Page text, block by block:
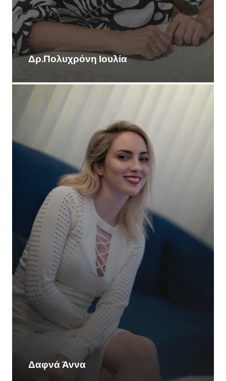
Δρ.Πολυχρόνη Ιουλία
Δαφνά Άννα